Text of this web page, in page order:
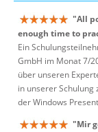
"All
enough time to
Ein
GmbH im Monat 7/
über unseren
in unserer Schulung
der Windows
"Mir